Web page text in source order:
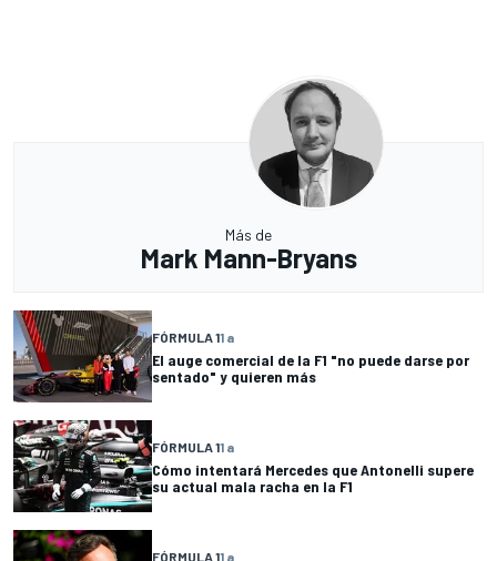
Más de
Mark Mann-Bryans
FÓRMULA 11 a
El auge comercial de la F1 "no puede darse por
sentado" y quieren más
FÓRMULA 11 a
Cómo intentará Mercedes que Antonelli supere
su actual mala racha en la F1
FÓRMULA 11 a